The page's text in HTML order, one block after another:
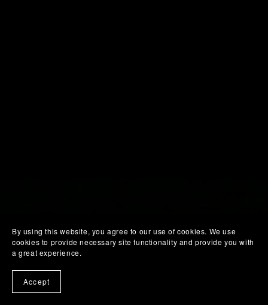
By using this website, you agree to our use of cookies. We use
cookies to provide necessary site functionality and provide you with
a great experience.
Accept